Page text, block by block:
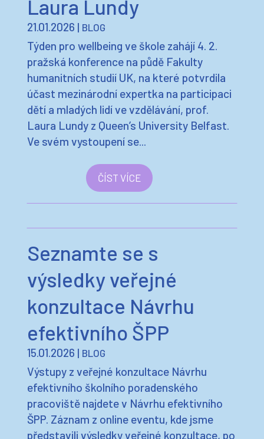
Týden pro wellbeing ve škole zahájí 4. 2.
pražská konference na půdě Fakulty
humanitních studií UK, na které potvrdila
účast mezinárodní expertka na participaci
dětí a mladých lidí ve vzdělávání, prof.
Laura Lundy z Queen’s University Belfast.
Ve svém vystoupení se...
ČÍST VÍCE
výsledky veřejné
konzultace Návrhu
efektivního ŠPP
15.01.2026|BLOG
Výstupy z veřejné konzultace Návrhu
efektivního školního poradenského
pracoviště najdete v Návrhu efektivního
ŠPP. Záznam z online eventu, kde jsme
představili výsledky veřejné konzultace, po
nichž následovala diskuse expertek a
expertů, můžete zhlédnout na tomto...